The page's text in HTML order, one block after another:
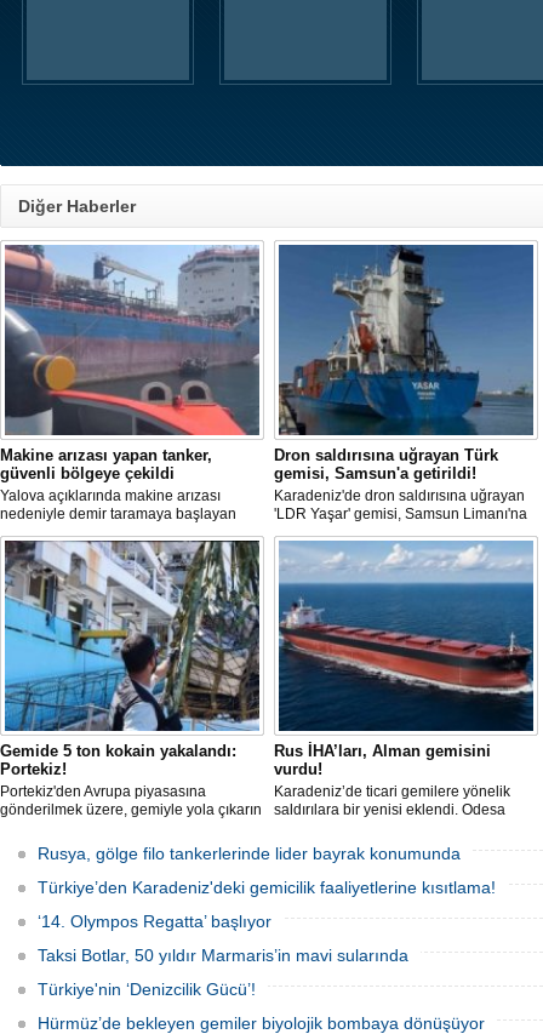
Diğer Haberler
Makine arızası yapan tanker,
güvenli bölgeye çekildi
Yalova açıklarında makine arızası
nedeniyle demir taramaya başlayan
tanker, römorkör eşliğinde güvenli
şekilde demirleme sahasına alındı.
Dron saldırısına uğrayan Türk
gemisi, Samsun'a getirildi!
Karadeniz'de dron saldırısına uğrayan
'LDR Yaşar' gemisi, Samsun Limanı'na
güvenli bir şekilde ulaştı. Saldırıda can
kaybı yaşanmadı, ancak büyük çapta
maddi hasar oluştu.
Gemide 5 ton kokain yakalandı:
Portekiz!
Portekiz'den Avrupa piyasasına
gönderilmek üzere, gemiyle yola çıkarın
hava ve deniz kuvvetlerinin
operasyonuyla durduruldu. Operasyon
kapsamında, gemideki iki yabancı
uyruklu kişi bir gemi mürettebatı
gözaltına alındı.
Rus İHA’ları, Alman gemisini
vurdu!
Karadeniz’de ticari gemilere yönelik
saldırılara bir yenisi eklendi. Odesa
aldığı Alman işletmesindeki Emil
gemisinde yangın çıktı; teknik sistemler
durunca mürettebat tahliye edildi.
Rusya, gölge filo tankerlerinde lider bayrak konumunda
Türkiye’den Karadeniz'deki gemicilik faaliyetlerine kısıtlama!
‘14. Olympos Regatta’ başlıyor
Taksi Botlar, 50 yıldır Marmaris’in mavi sularında
Türkiye'nin ‘Denizcilik Gücü’!
Hürmüz’de bekleyen gemiler biyolojik bombaya dönüşüyor